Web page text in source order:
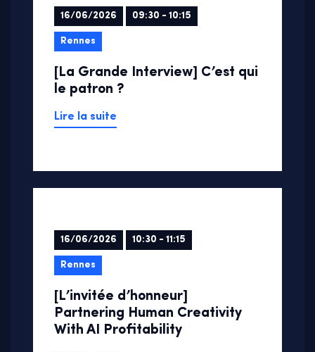
16/06/2026 09:30 - 10:15
Rennes
[La Grande Interview] C’est qui
le patron ?
Lire la suite
16/06/2026 10:30 - 11:15
Rennes
[L’invitée d’honneur]
Partnering Human Creativity
With AI Profitability